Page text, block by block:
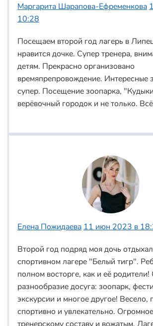
Маргарита Шарапова-Ефременкова
10:28
Посещаем второй год лагерь в
нравится дочке. Супер тренера,
детям. Прекрасно организовано
времяпрепровождение. Интересные
супер. Посещение зоопарка,
верёвочный городок и не только.
Елена Пожидаева 11 июн 2023 в
Второй год подряд моя дочь
спортивном лагере "Белый тигр".
полном восторге, как и её
разнообразие досуга: зоопарк,
экскурсии и многое другое! Весело,
спортивно и увлекательно.